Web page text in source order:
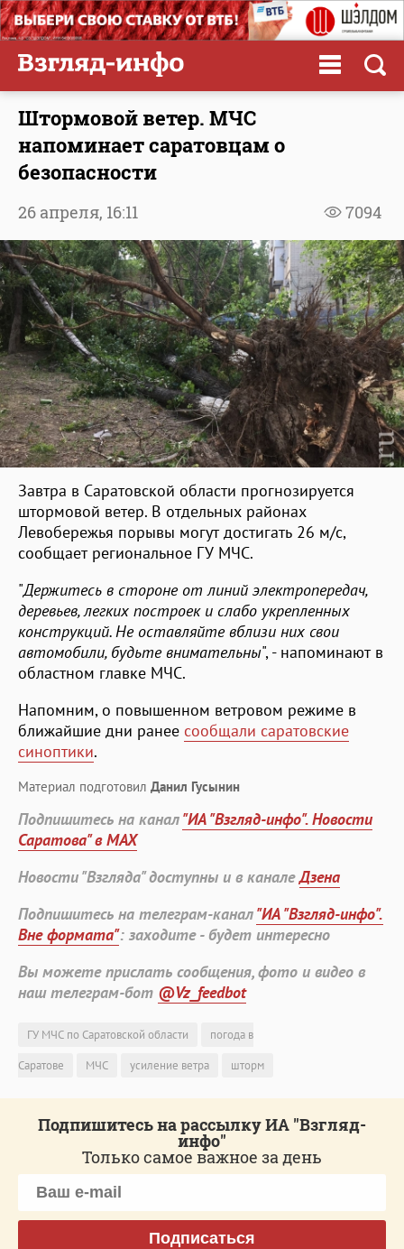
Штормовой ветер. МЧС
напоминает саратовцам о
безопасности
7094
26 апреля, 16:11
Завтра в Саратовской области прогнозируется
штормовой ветер. В отдельных районах
Левобережья порывы могут достигать 26 м/с,
сообщает региональное ГУ МЧС.
"Держитесь в стороне от линий электропередач,
деревьев, легких построек и слабо укрепленных
конструкций. Не оставляйте вблизи них свои
автомобили, будьте внимательны", - напоминают в
областном главке МЧС.
Напомним, о повышенном ветровом режиме в
ближайшие дни ранее сообщали саратовские
синоптики.
Материал подготовил Данил Гусынин
Подпишитесь на канал"ИА "Взгляд-инфо". Новости
Саратова" в MAX
Новости "Взгляда" доступны и в каналеДзена
Подпишитесь на телеграм-канал"ИА "Взгляд-инфо".
Вне формата": заходите - будет интересно
Вы можете прислать сообщения, фото и видео в
наш телеграм-бот @Vz_feedbot
ГУ МЧС по Саратовской области
погода в
Саратове
МЧС усиление ветра шторм
Подпишитесь на рассылку ИА "Взгляд-
инфо"
Только самое важное за день
Подписаться